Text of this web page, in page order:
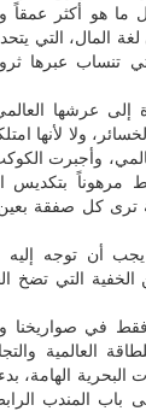
ما هو أكثر عمقاً
المال، التي
تنساب عبرها
إلى عرشها
ولا لأنها
وأجبرت
مرهوناً بتكديس
ترى كل صفقة
أن توجه إليه
الخفية التي تضخ
في صواريخنا
العالمية
الهامة،
باب المندب